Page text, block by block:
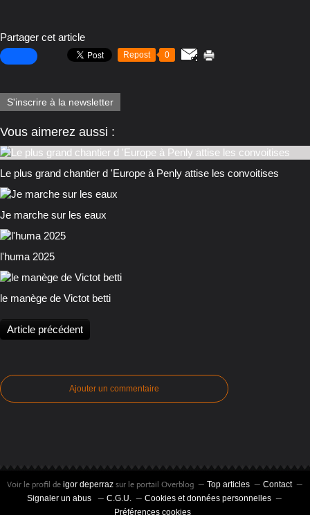
Partager cet article
Repost 0
S'inscrire à la newsletter
Vous aimerez aussi :
Le plus grand chantier d 'Europe à Penly attise les convoitises
Je marche sur les eaux
l'huma 2025
le manège de Victot betti
Article précédent
Ajouter un commentaire
Voir le profil de igor deperraz sur le portail Overblog Top articles
Contact
Signaler un abus
C.G.U.
Cookies et données personnelles
Préférences cookies